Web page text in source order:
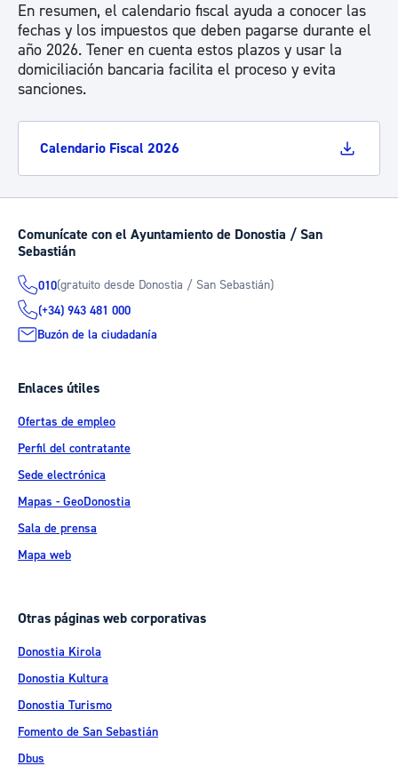
En resumen, el calendario fiscal ayuda a conocer las
fechas y los impuestos que deben pagarse durante el
año 2026. Tener en cuenta estos plazos y usar la
domiciliación bancaria facilita el proceso y evita
sanciones.
Calendario Fiscal 2026
Comunícate con el Ayuntamiento de Donostia / San
Sebastián
010(gratuito desde Donostia / San Sebastián)
(+34) 943 481 000
Buzón de la ciudadanía
Enlaces útiles
Ofertas de empleo
Perfil del contratante
Sede electrónica
Mapas - GeoDonostia
Sala de prensa
Mapa web
Otras páginas web corporativas
Donostia Kirola
Donostia Kultura
Donostia Turismo
Fomento de San Sebastián
Dbus